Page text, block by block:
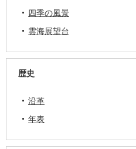
四季の風景
雲海展望台
歴史
沿革
年表